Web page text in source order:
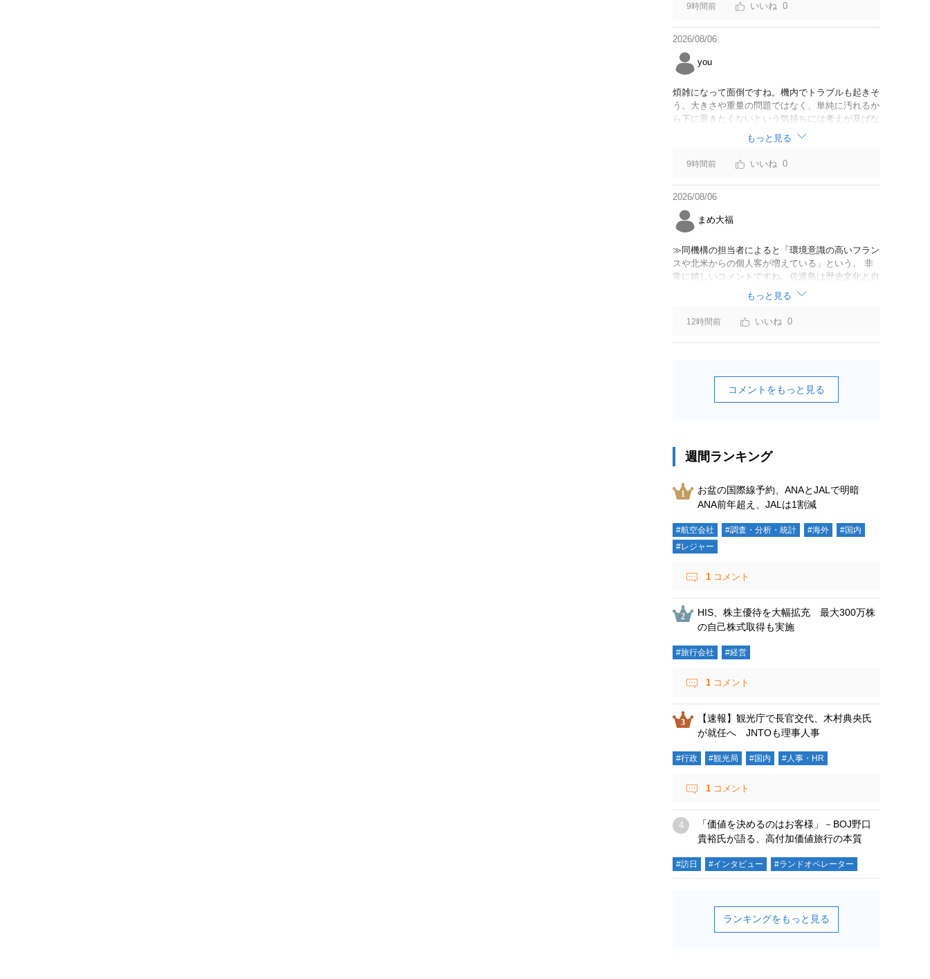
9時間前 0
2026/08/06
you
煩雑になって面倒ですね。機内でトラブルも起きそ
う。大きさや重量の問題ではなく、単純に汚れるか
ら下に置きたくないという気持ちには考えが及ばな
かったのでしょうかね。いっそ、荷物棚を撤去した
座席を作って、座席指定も荷物も含んだプランとす
べて無しで格安プランで分けてもらった方がシンプ
ルで分かりやすいかも。どんどん料金が細分化され
て面倒です。
もっと見る
9時間前 0
2026/08/06
まめ大福
≫同機構の担当者によると「環境意識の高いフラン
スや北米からの個人客が増えている」という。 非
常に嬉しいコメントですね。佐渡島は歴史文化と自
然が相まっての土地となっているので、個人的には
環境意識の低い人は来ないでほしいです。「金がと
れるんじゃないか」と勝手に穴掘ったりしそうな国
の人は来ないでほしいですね。
もっと見る
12時間前 0
コメントをもっと見る
週間ランキング
お盆の国際線予約、ANAとJALで明暗
ANA前年超え、JALは1割減
#航空会社 #調査・分析・統計 #海外
#国内
#レジャー
1 コメント
HIS、株主優待を大幅拡充 最大300万株
の自己株式取得も実施
#旅行会社 #経営
1 コメント
【速報】観光庁で長官交代、木村典央氏
が就任へ JNTOも理事人事
#行政 #観光局 #国内 #人事・HR
1 コメント
「価値を決めるのはお客様」－BOJ野口
貴裕氏が語る、高付加価値旅行の本質
#訪日 #インタビュー #ランドオペレーター